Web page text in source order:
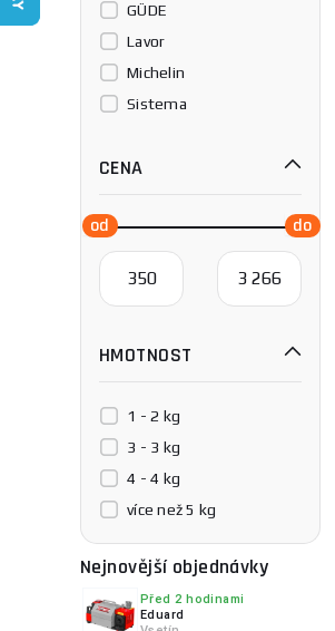
GÜDE
Lavor
Michelin
Sistema
CENA
HMOTNOST
1 - 2 kg
3 - 3 kg
4 - 4 kg
více než 5 kg
Nejnovější objednávky
Před 2 hodinami
Eduard